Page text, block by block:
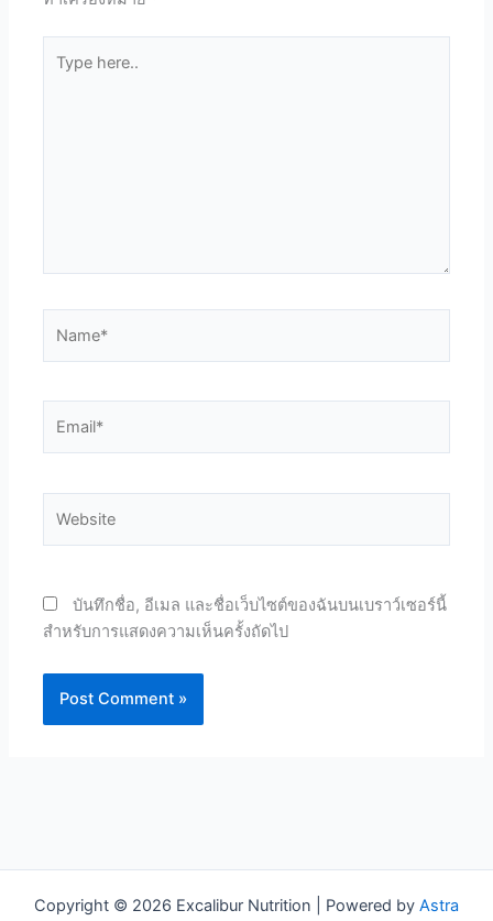
here..
บันทึกชื่อ, อีเมล และชื่อเว็บไซต์ของฉันบนเบราว์เซอร์นี้
สำหรับการแสดงความเห็นครั้งถัดไป
Copyright © 2026 Excalibur Nutrition | Powered by Astra